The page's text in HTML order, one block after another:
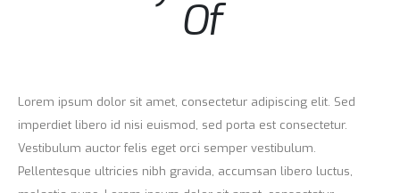
Of
Lorem ipsum dolor sit amet, consectetur adipiscing elit. Sed
imperdiet libero id nisi euismod, sed porta est consectetur.
Vestibulum auctor felis eget orci semper vestibulum.
Pellentesque ultricies nibh gravida, accumsan libero luctus,